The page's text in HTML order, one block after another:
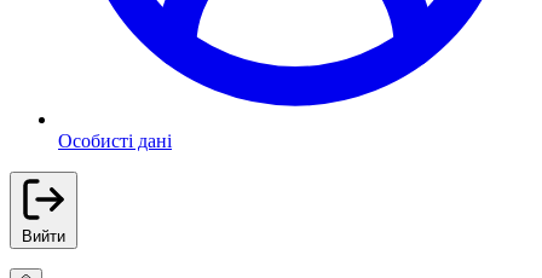
Особисті дані
Вийти